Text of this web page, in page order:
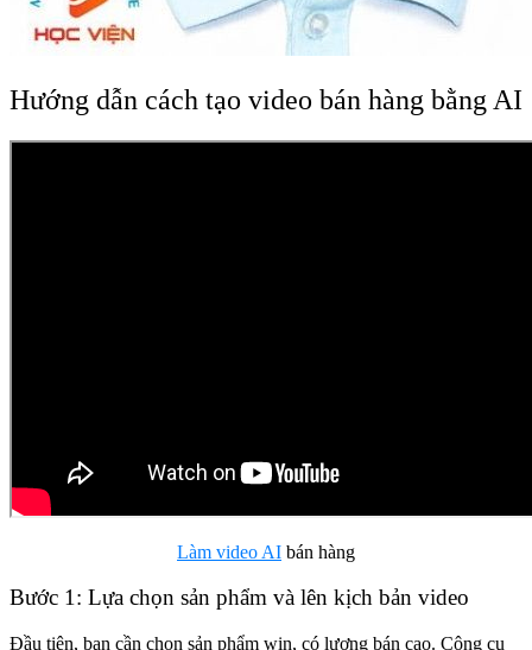
Hướng dẫn cách tạo video bán hàng bằng AI
Làm video AI bán hàng
Bước 1: Lựa chọn sản phẩm và lên kịch bản video
Đầu tiên, bạn cần chọn sản phẩm win, có lượng bán cao. Công cụ